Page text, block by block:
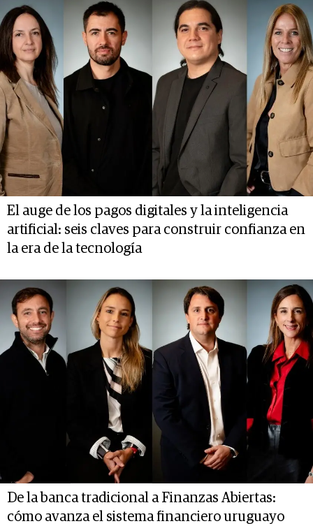
El auge de los pagos digitales y la inteligencia
artificial: seis claves para construir confianza en
la era de la tecnología
De la banca tradicional a Finanzas Abiertas:
cómo avanza el sistema financiero uruguayo